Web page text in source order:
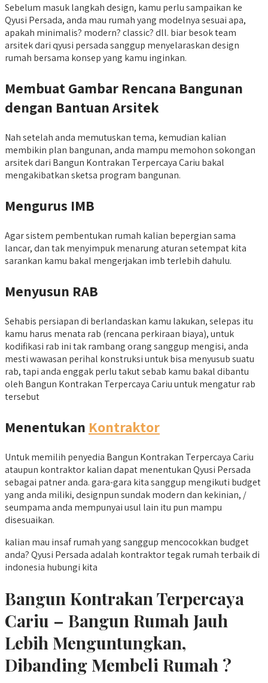
Sebelum masuk langkah design, kamu perlu sampaikan ke
Qyusi Persada, anda mau rumah yang modelnya sesuai apa,
apakah minimalis? modern? classic? dll. biar besok team
arsitek dari qyusi persada sanggup menyelaraskan design
rumah bersama konsep yang kamu inginkan.
Membuat Gambar Rencana Bangunan
dengan Bantuan Arsitek
Nah setelah anda memutuskan tema, kemudian kalian
membikin plan bangunan, anda mampu memohon sokongan
arsitek dari Bangun Kontrakan Terpercaya Cariu bakal
mengakibatkan sketsa program bangunan.
Mengurus IMB
Agar sistem pembentukan rumah kalian bepergian sama
lancar, dan tak menyimpuk menarung aturan setempat kita
sarankan kamu bakal mengerjakan imb terlebih dahulu.
Menyusun RAB
Sehabis persiapan di berlandaskan kamu lakukan, selepas itu
kamu harus menata rab (rencana perkiraan biaya), untuk
kodifikasi rab ini tak rambang orang sanggup mengisi, anda
mesti wawasan perihal konstruksi untuk bisa menyusub suatu
rab, tapi anda enggak perlu takut sebab kamu bakal dibantu
oleh Bangun Kontrakan Terpercaya Cariu untuk mengatur rab
tersebut
Menentukan Kontraktor
Untuk memilih penyedia Bangun Kontrakan Terpercaya Cariu
ataupun kontraktor kalian dapat menentukan Qyusi Persada
sebagai patner anda. gara-gara kita sanggup mengikuti budget
yang anda miliki, designpun sundak modern dan kekinian, /
seumpama anda mempunyai usul lain itu pun mampu
disesuaikan.
kalian mau insaf rumah yang sanggup mencocokkan budget
anda? Qyusi Persada adalah kontraktor tegak rumah terbaik di
indonesia hubungi kita
Bangun Kontrakan Terpercaya
Cariu – Bangun Rumah Jauh
Lebih Menguntungkan,
Dibanding Membeli Rumah ?